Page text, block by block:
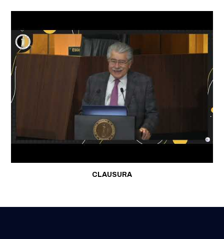
CLAUSURA